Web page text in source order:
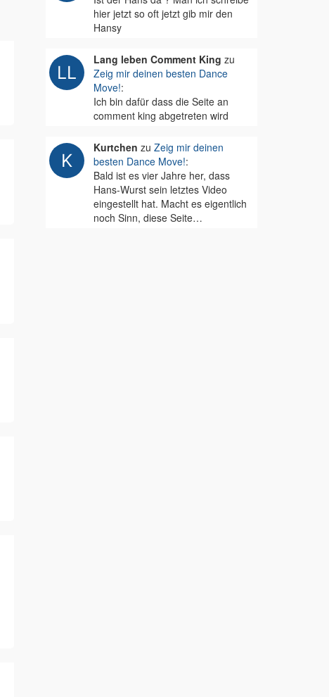
hier jetzt so oft jetzt gib mir den
Hansy
Lang leben Comment King zu
Zeig mir deinen besten Dance
Move!:
Ich bin dafür dass die Seite an
comment king abgetreten wird
Kurtchen zu Zeig mir deinen
besten Dance Move!:
Bald ist es vier Jahre her, dass
Hans-Wurst sein letztes Video
eingestellt hat. Macht es eigentlich
noch Sinn, diese Seite…